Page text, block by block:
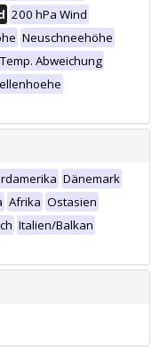
200 hPa Wind
Neuschneehöhe
Abweichung
Dänemark
Afrika Ostasien
Italien/Balkan